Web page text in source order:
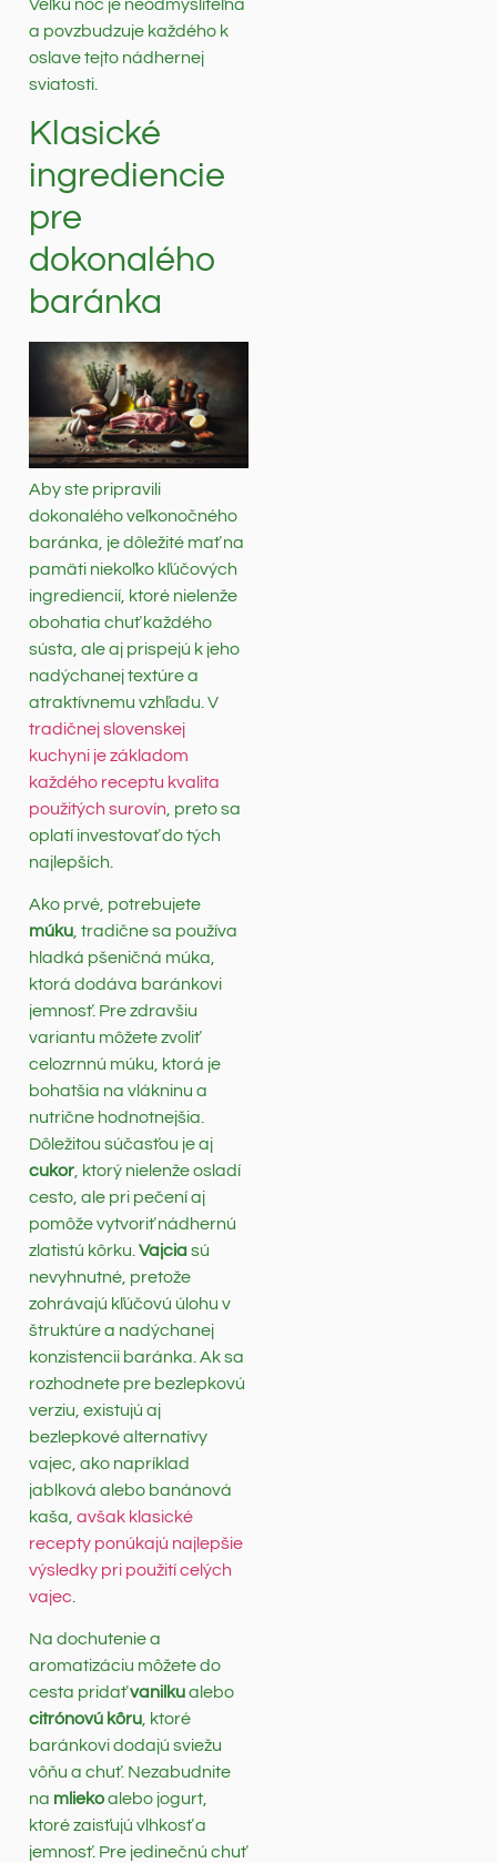
Veľkú noc je neodmysliteľná
a povzbudzuje každého k
oslave tejto nádhernej
sviatosti.
Klasické
ingrediencie
pre
dokonalého
baránka
Aby ste pripravili
dokonalého veľkonočného
baránka, je dôležité mať na
pamäti niekoľko kľúčových
ingrediencií, ktoré nielenže
obohatia chuť každého
sústa, ale aj prispejú k jeho
nadýchanej textúre a
atraktívnemu vzhľadu. V
tradičnej slovenskej
kuchyni je základom
každého receptu kvalita
použitých surovín , preto sa
oplatí investovať do tých
najlepších.
Ako prvé, potrebujete
múku , tradične sa používa
hladká pšeničná múka,
ktorá dodáva baránkovi
jemnosť. Pre zdravšiu
variantu môžete zvoliť
celozrnnú múku, ktorá je
bohatšia na vlákninu a
nutrične hodnotnejšia.
Dôležitou súčasťou je aj
cukor , ktorý nielenže osladí
cesto, ale pri pečení aj
pomôže vytvoriť nádhernú
zlatistú kôrku. Vajciasú
nevyhnutné, pretože
zohrávajú kľúčovú úlohu v
štruktúre a nadýchanej
konzistencii baránka. Ak sa
rozhodnete pre bezlepkovú
verziu, existujú aj
bezlepkové alternatívy
vajec, ako napríklad
jablková alebo banánová
kaša, avšak klasické
recepty ponúkajú najlepšie
výsledky pri použití celých
vajec
Na dochutenie a
aromatizáciu môžete do
cesta pridaťvanilkualebo
citrónovú kôru, ktoré
baránkovi dodajú sviežu
vôňu a chuť. Nezabudnite
na mliekoalebo jogurt,
ktoré zaisťujú vlhkosť a
jemnosť. Pre jedinečnú chuť